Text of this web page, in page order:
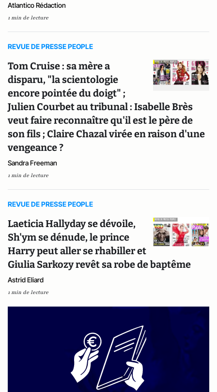
Atlantico Rédaction
1 min de lecture
REVUE DE PRESSE PEOPLE
Tom Cruise : sa mère a
disparu, "la scientologie
encore pointée du doigt" ;
Julien Courbet au tribunal : Isabelle Brès
veut faire reconnaître qu'il est le père de
son fils ; Claire Chazal virée en raison d'une
vengeance ?
Sandra Freeman
1 min de lecture
REVUE DE PRESSE PEOPLE
Laeticia Hallyday se dévoile,
Sh'ym se dénude, le prince
Harry peut aller se rhabiller et
Giulia Sarkozy revêt sa robe de baptême
Astrid Eliard
1 min de lecture